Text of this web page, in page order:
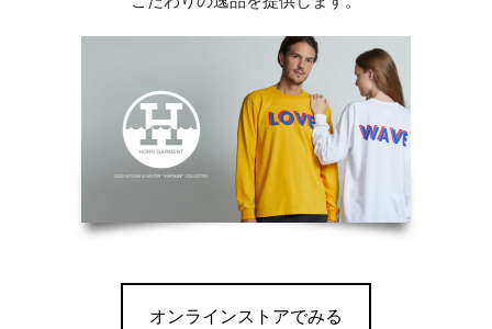
オンラインストアでみる